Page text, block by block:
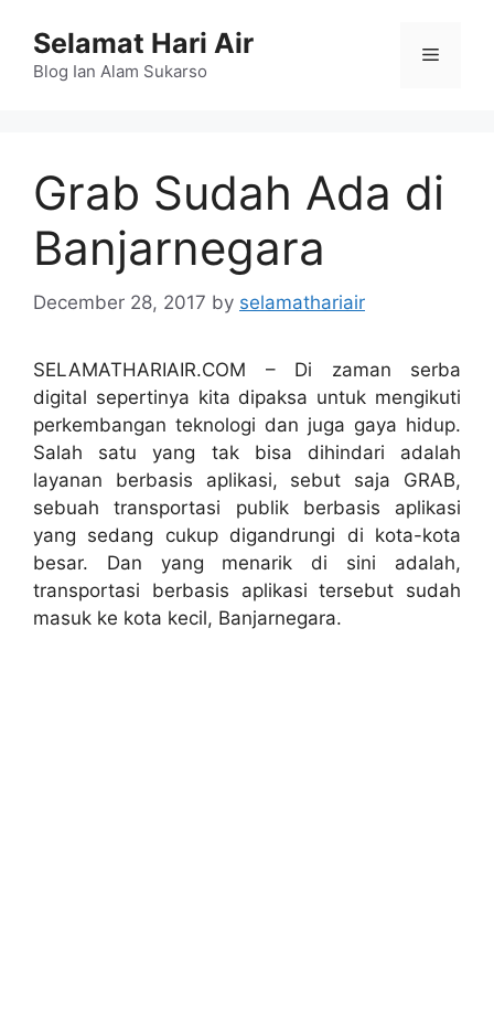
content
Selamat Hari Air
Blog Ian Alam Sukarso
Menu
Grab Sudah Ada di
Banjarnegara
December 28, 2017 by selamathariair
SELAMATHARIAIR.COM – Di zaman serba
digital sepertinya kita dipaksa untuk mengikuti
perkembangan teknologi dan juga gaya hidup.
Salah satu yang tak bisa dihindari adalah
layanan berbasis aplikasi, sebut saja GRAB,
sebuah transportasi publik berbasis aplikasi
yang sedang cukup digandrungi di kota-kota
besar. Dan yang menarik di sini adalah,
transportasi berbasis aplikasi tersebut sudah
masuk ke kota kecil, Banjarnegara.